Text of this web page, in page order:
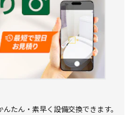
たん・素早く設備交換できます。